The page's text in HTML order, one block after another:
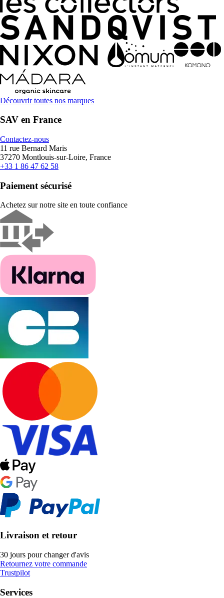
Découvrir toutes nos marques
SAV en France
Contactez-nous
11 rue Bernard Maris
37270 Montlouis-sur-Loire, France
+33 1 86 47 62 58
Paiement sécurisé
Achetez sur notre site en toute confiance
Livraison et retour
30 jours pour changer d'avis
Retournez votre commande
Trustpilot
Services